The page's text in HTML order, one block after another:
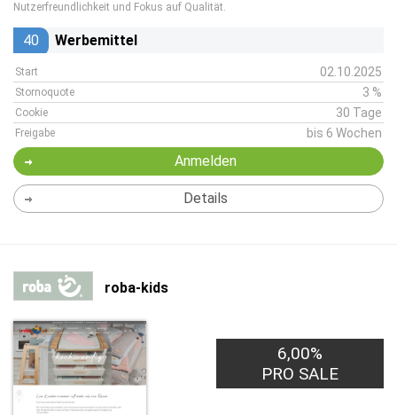
Nutzerfreundlichkeit und Fokus auf Qualität.
40 Werbemittel
Start 02.10.2025
Stornoquote 3 %
Cookie 30 Tage
Freigabe bis 6 Wochen
Anmelden
Details
roba-kids
6,00%
PRO SALE